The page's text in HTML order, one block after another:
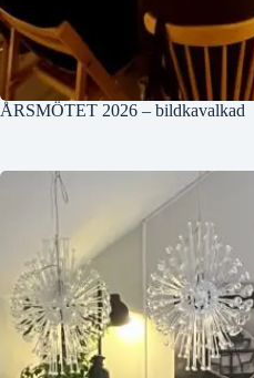
ÅRSMÖTET 2026 – bildkavalkad